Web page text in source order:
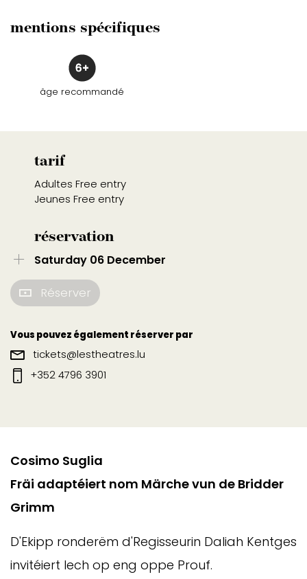
mentions spécifiques
âge recommandé
tarif
Adultes Free entry
Jeunes Free entry
réservation
Saturday 06 December
Réserver
Vous pouvez également réserver par
tickets@lestheatres.lu
+352 4796 3901
Cosimo Suglia
Fräi adaptéiert nom Märche vun de Bridder
Grimm
D'Ekipp ronderëm d'Regisseurin Daliah Kentges
invitéiert Iech op eng oppe Prouf.